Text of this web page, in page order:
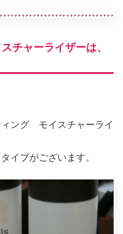
チャーライザーは、
ング モイスチャーライ
イプがございます。